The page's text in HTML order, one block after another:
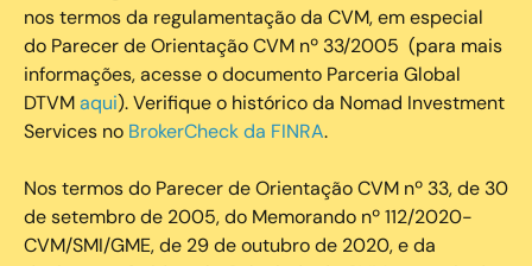
nos termos da regulamentação da CVM, em especial
do Parecer de Orientação CVM nº 33/2005 (para mais
informações, acesse o documento Parceria Global
DTVMaqui). Verifique o histórico da Nomad Investment
Services no BrokerCheck da FINRA.
Nos termos do Parecer de Orientação CVM nº 33, de 30
de setembro de 2005, do Memorando nº 112/2020-
CVM/SMI/GME, de 29 de outubro de 2020, e da